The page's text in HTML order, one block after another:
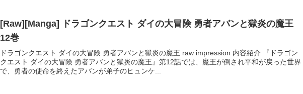
[Raw][Manga] ドラゴンクエスト ダイの大冒険 勇者アバンと獄炎の魔王
12巻
ドラゴンクエスト ダイの大冒険 勇者アバンと獄炎の魔王 raw impression 内容紹介 『ドラゴン
クエスト ダイの大冒険 勇者アバンと獄炎の魔王』第12話では、魔王が倒され平和が戻った世界
で、勇者の使命を終えたアバンが弟子のヒュンケ...